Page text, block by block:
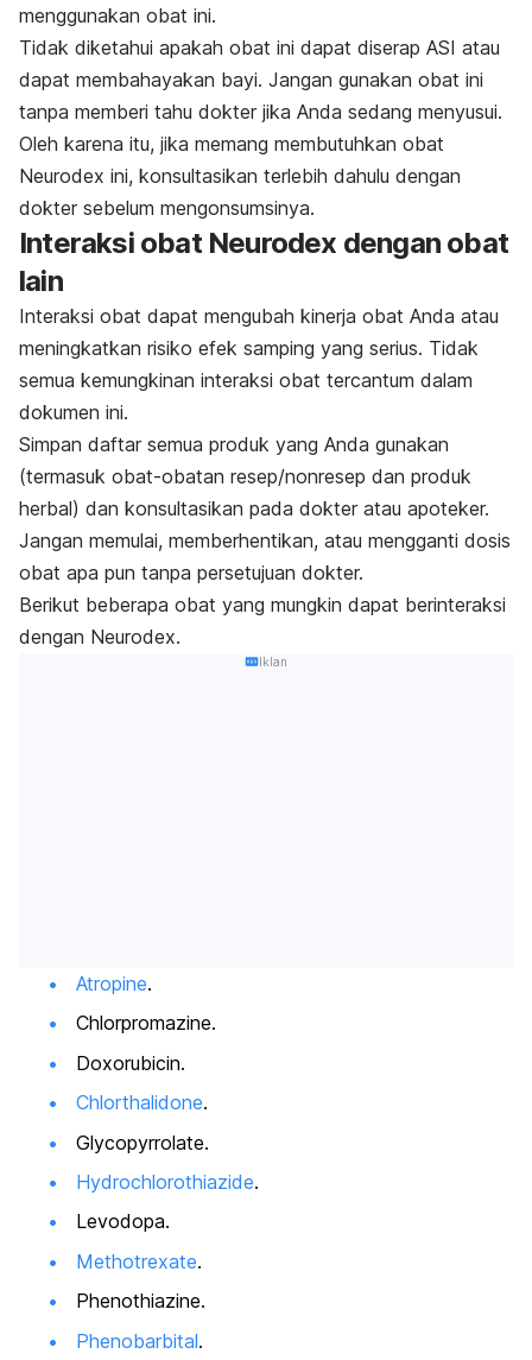
menggunakan obat ini.
Tidak diketahui apakah obat ini dapat diserap ASI atau
dapat membahayakan bayi. Jangan gunakan obat ini
tanpa memberi tahu dokter jika Anda sedang menyusui.
Oleh karena itu, jika memang membutuhkan obat
Neurodex ini, konsultasikan terlebih dahulu dengan
dokter sebelum mengonsumsinya.
Interaksi obat Neurodex dengan obat
lain
Interaksi obat dapat mengubah kinerja obat Anda atau
meningkatkan risiko efek samping yang serius. Tidak
semua kemungkinan interaksi obat tercantum dalam
dokumen ini.
Simpan daftar semua produk yang Anda gunakan
(termasuk obat-obatan resep/nonresep dan produk
herbal) dan konsultasikan pada dokter atau apoteker.
Jangan memulai, memberhentikan, atau mengganti dosis
obat apa pun tanpa persetujuan dokter.
Berikut beberapa obat yang mungkin dapat berinteraksi
dengan Neurodex.
Iklan
Atropine.
Chlorpromazine.
Doxorubicin.
Chlorthalidone.
Glycopyrrolate.
Hydrochlorothiazide.
Levodopa.
Methotrexate.
Phenothiazine.
Phenobarbital.